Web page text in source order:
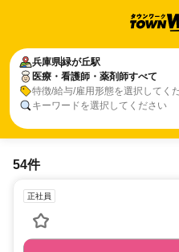
兵庫県緑が丘駅
医療・看護師・薬剤師すべて
特徴/給与/雇用形態を選択してく
キーワードを選択してください
54件
正社員